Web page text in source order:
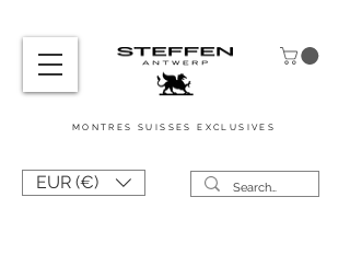
MONTRES SUISSESEXCLUSIVES
EUR (€)